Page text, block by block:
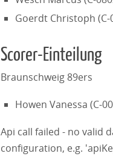
Goerdt Christoph (C-
Scorer-Einteilung
Braunschweig 89ers
Howen Vanessa (C-
Api call failed - no valid
configuration, e.g.